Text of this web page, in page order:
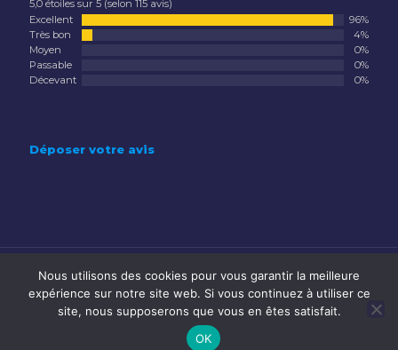
5,0 étoiles sur 5 (selon 115 avis)
Excellent
96%
Très bon
4%
Moyen
0%
Passable
0%
Décevant
0%
Déposer votre avis
Nous utilisons des cookies pour vous garantir la meilleure
expérience sur notre site web. Si vous continuez à utiliser ce
site, nous supposerons que vous en êtes satisfait.
OK